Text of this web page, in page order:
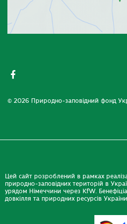
© 2026 Природно-заповідний фонд
Цей сайт розроблений в рамках
природно-заповідних територій в
урядом Німеччини через KfW.
довкілля та природних ресурсів